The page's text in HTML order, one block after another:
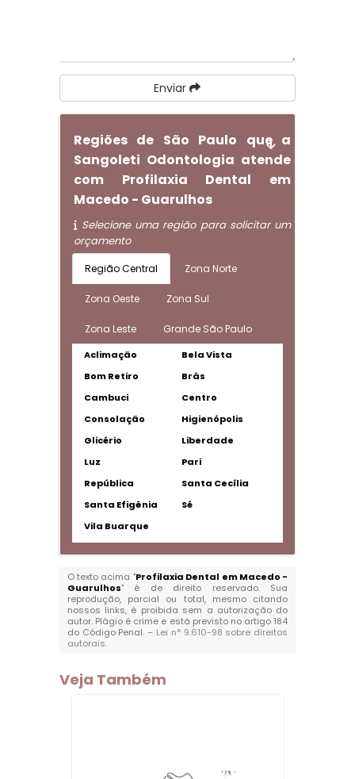
Enviar
Regiões de São Paulo que a
Sangoleti Odontologia atende
com Profilaxia Dental em
Macedo - Guarulhos
Selecione uma região para solicitar um
orçamento
Região Central Zona Norte
Zona Oeste Zona Sul
Zona Leste Grande São Paulo
Aclimação
Bela Vista
Bom Retiro
Brás
Cambuci
Centro
Consolação
Higienópolis
Glicério
Liberdade
Luz
Pari
República
Santa Cecília
Santa Efigênia
Sé
Vila Buarque
O texto acima "Profilaxia Dental em Macedo -
Guarulhos" é de direito reservado. Sua
reprodução, parcial ou total, mesmo citando
nossos links, é proibida sem a autorização do
autor. Plágio é crime e está previsto no artigo 184
do Código Penal. – Lei n° 9.610-98 sobre direitos
autorais.
Veja Também